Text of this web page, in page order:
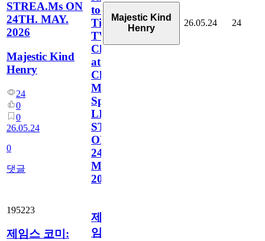
STREA.Ms ON
24TH. MAY.
2026
Majestic Kind
Henry
24
0
0
26.05.24
0
댓글
today
Time,
TV
Channel
at
Charlotte
Motor
Speedway
LIVE
STREA.Ms
ON
24TH.
MAY.
2026
Majestic Kind
Henry
26.05.24 24
195223
제임스 코미:
제
임